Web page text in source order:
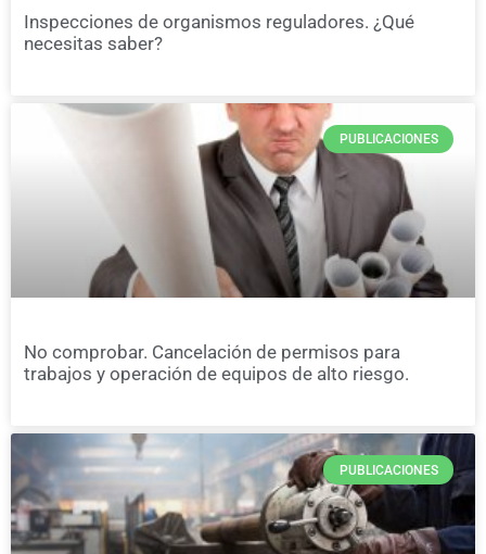
Inspecciones de organismos reguladores. ¿Qué
necesitas saber?
PUBLICACIONES
No comprobar. Cancelación de permisos para
trabajos y operación de equipos de alto riesgo.
PUBLICACIONES